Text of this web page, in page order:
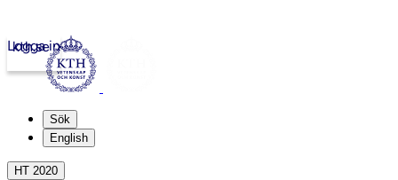
kth.se
Logga in
Sök
English
HT 2020